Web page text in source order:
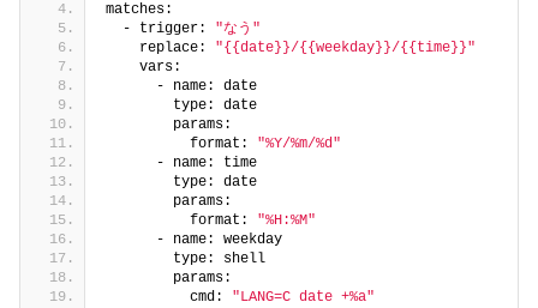
matches:
  - trigger:
"なう"
    replace:
"{{date}}/{{weekday}}/{{time}}"
    vars:
      - name: date
        type: date
        params:
          format:
"%Y/%m/%d"
      - name: time
        type: date
        params:
          format:
"%H:%M"
      - name: weekday
        type: shell
        params:
          cmd:
"LANG=C date +%a"